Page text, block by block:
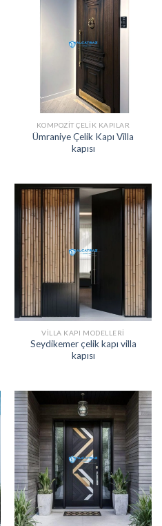
KOMPOZIT ÇELIK KAPILAR
Ümraniye Çelik Kapı Villa
kapısı
VILLA KAPI MODELLERI
Seydikemer çelik kapı villa
kapısı